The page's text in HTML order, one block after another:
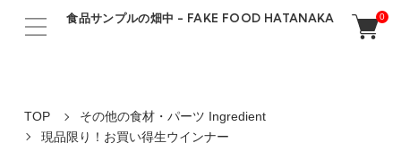
食品サンプルの畑中 - FAKE FOOD HATANAKA 0
TOP
その他の食材・パーツ Ingredient
現品限り！お買い得生ウインナー